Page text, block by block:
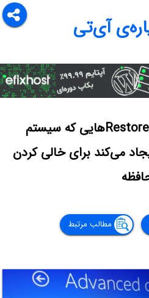
آی‌تی
آموزش حذف Restore Pointهایی که سیستم
در ویندوز ۱۰ ایجاد می‌کند برای خالی کردن
مطالب مرتبط